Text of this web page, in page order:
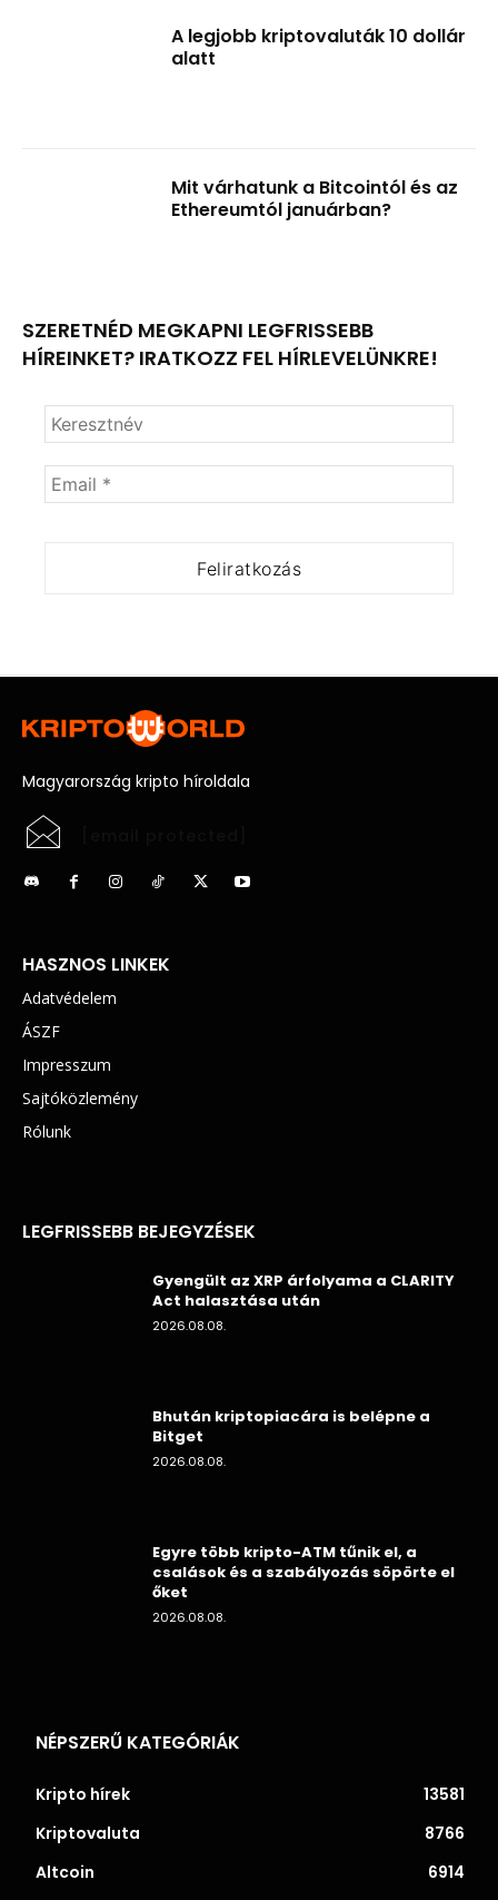
A legjobb kriptovaluták 10 dollár
alatt
Mit várhatunk a Bitcointól és az
Ethereumtól januárban?
SZERETNÉD MEGKAPNI LEGFRISSEBB
HÍREINKET? IRATKOZZ FEL HÍRLEVELÜNKRE!
Magyarország kripto híroldala
HASZNOS LINKEK
Adatvédelem
ÁSZF
Impresszum
Sajtóközlemény
Rólunk
LEGFRISSEBB BEJEGYZÉSEK
Gyengült az XRP árfolyama a CLARITY
Act halasztása után
2026.08.08.
Bhután kriptopiacára is belépne a
Bitget
2026.08.08.
Egyre több kripto-ATM tűnik el, a
csalások és a szabályozás söpörte el
őket
2026.08.08.
NÉPSZERŰ KATEGÓRIÁK
Kripto hírek
13581
Kriptovaluta
8766
Altcoin
6914